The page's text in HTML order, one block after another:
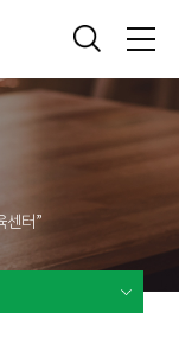
통합검색
센터”